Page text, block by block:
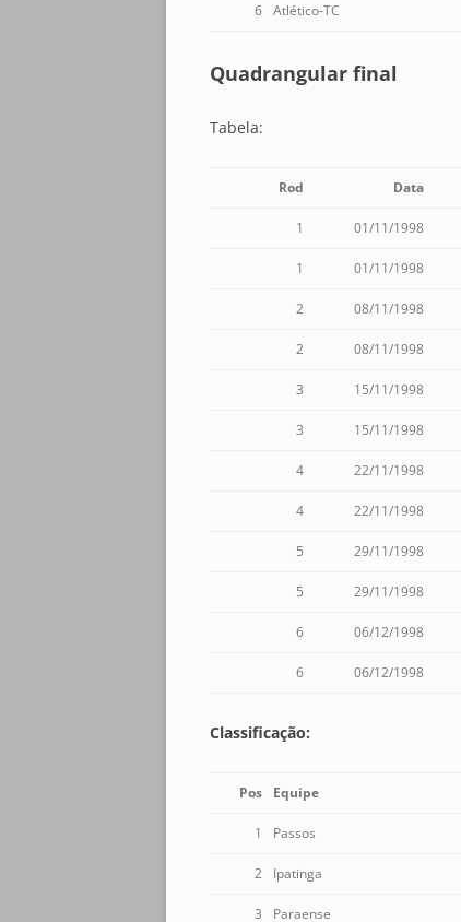
6 Atlético-TC
Quadrangular final
Tabela:
Rod Data
1 01/11/1998
1 01/11/1998
2 08/11/1998
2 08/11/1998
3 15/11/1998
3 15/11/1998
4 22/11/1998
4 22/11/1998
5 29/11/1998
5 29/11/1998
6 06/12/1998
6 06/12/1998
Classificação:
Pos Equipe
1 Passos
2 Ipatinga
3 Paraense